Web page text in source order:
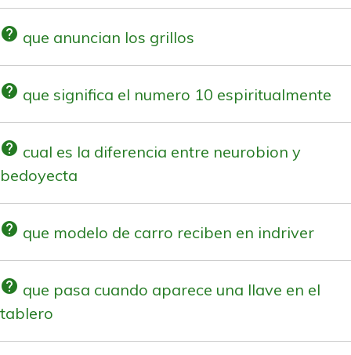
help que anuncian los grillos
help que significa el numero 10 espiritualmente
help cual es la diferencia entre neurobion y
bedoyecta
help que modelo de carro reciben en indriver
help que pasa cuando aparece una llave en el
tablero